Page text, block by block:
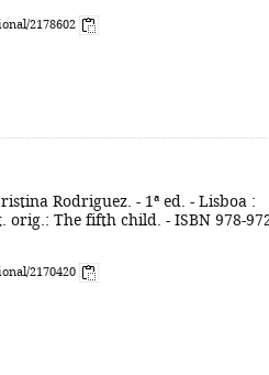
2178602
Rodriguez. - 1ª ed. - Lisboa :
orig.: The fifth child. - ISBN 978-
2170420